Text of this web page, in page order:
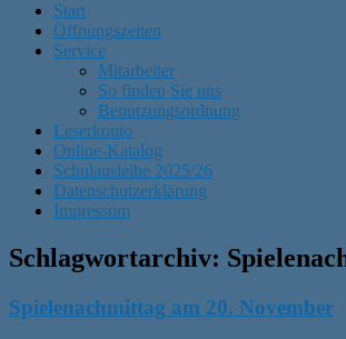
Start
Öffnungszeiten
Service
Mitarbeiter
So finden Sie uns
Benutzungsordnung
Leserkonto
Online-Katalog
Schulausleihe 2025/26
Datenschutzerklärung
Impressum
Schlagwortarchiv:
Spielenachmittag am 20. November